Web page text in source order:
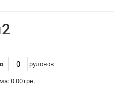
рулонов
0.00 грн.